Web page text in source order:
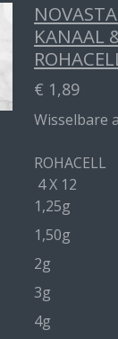
KANAAL
€ 1,89
Wisselbare
ROHACELL
4 X
1,25g
1,50g
2g
3g
4g